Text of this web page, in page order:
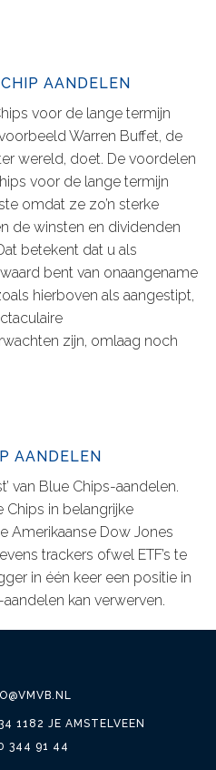
AANDELEN
voor de lange termijn
Warren Buffet, de
wereld, doet. De voordelen
voor de lange termijn
omdat ze zo’n sterke
de winsten en dividenden
betekent dat u als
bent van onaangename
hierboven als aangestipt,
zijn, omlaag noch
AANDELEN
van Blue Chips-aandelen.
Chips in belangrijke
Amerikaanse Dow Jones
trackers ofwel ETF’s te
in één keer een positie in
kan verwerven.
1182 JE AMSTELVEEN
344 91 44